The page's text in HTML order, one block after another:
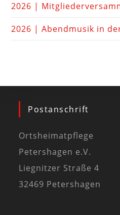
2026 |
2026 | Abendmusik in
Postanschrift
Ortsheimatpflege
Petershagen e.V.
Liegnitzer Straße 4
32469 Petershagen